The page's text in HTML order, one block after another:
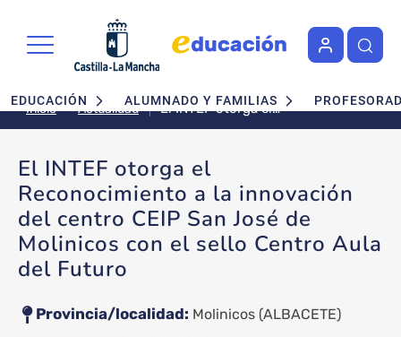
Navegación principal
EDUCACIÓN ALUMNADO Y FAMILIAS
Inicio Actualidad
El INTEF otorga el
Reconocimiento a la innovación
Molinicos con el sello Centro
Aula del Futuro
El INTEF otorga el
Reconocimiento a la innovación
del centro CEIP San José de
Molinicos con el sello Centro Aula
del Futuro
Provincia/localidad Molinicos (ALBACETE)